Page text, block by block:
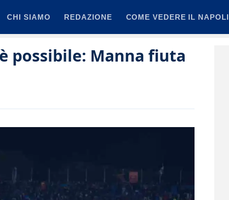
CHI SIAMO REDAZIONE COME VEDERE IL NAPOLI
possibile: Manna fiuta